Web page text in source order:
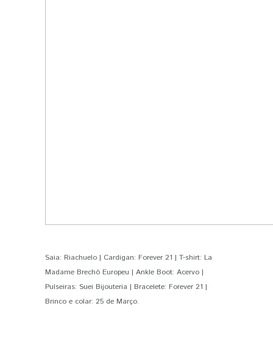
Saia: Riachuelo | Cardigan: Forever 21 | T-shirt: La
Madame Brechó Europeu | Ankle Boot: Acervo |
Pulseiras: Suei Bijouteria | Bracelete: Forever 21 |
Brinco e colar: 25 de Março.